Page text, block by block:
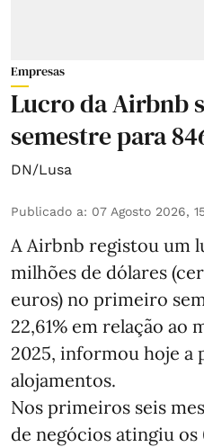
Empresas
Lucro da Airbnb
semestre para
DN/Lusa
Publicado a: 07 Agosto 2026,
A Airbnb registou um
milhões de dólares
euros) no primeiro
22,61% em relação ao
2025, informou hoje a
alojamentos.
Nos primeiros seis
de negócios atingiu os